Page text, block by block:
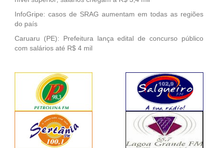
InfoGripe: casos de SRAG aumentam em todas as regiões
do país
Caruaru (PE): Prefeitura lança edital de concurso público
com salários até R$ 4 mil